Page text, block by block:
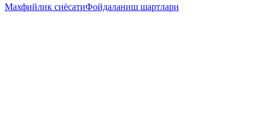
Махфийлик сиёсатиФойдаланиш шартлари